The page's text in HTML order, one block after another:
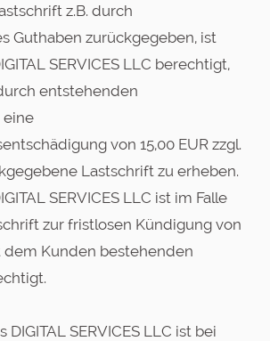
z.B. durch
Guthaben zurückgegeben, ist
SERVICES LLC berechtigt,
entstehenden
eine
von 15,00 EUR zzgl.
Lastschrift zu erheben.
SERVICES LLC ist im Falle
zur fristlosen Kündigung von
Kunden bestehenden
DIGITAL SERVICES LLC ist bei